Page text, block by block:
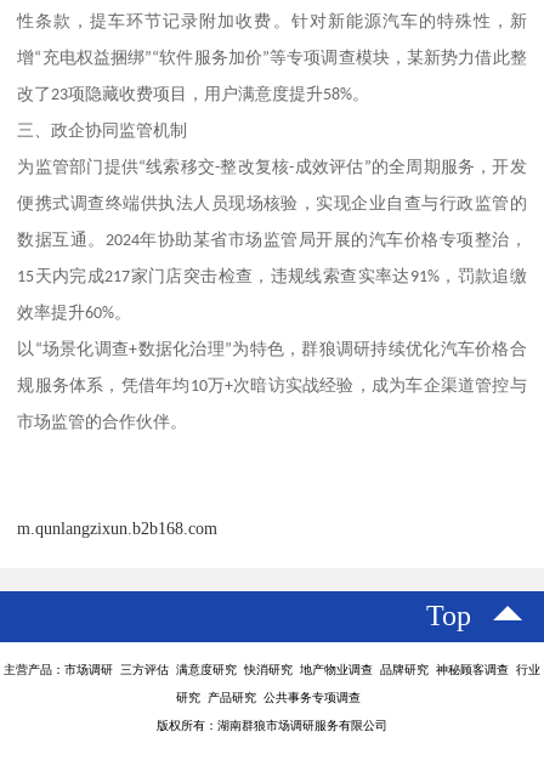
性条款，提车环节记录附加收费。针对新能源汽车的特殊性，新
增“ 充电权益捆绑”“软件服务加价”等专项调查模块，某新势力借此整
改了23项隐藏收费项目，用户满意度提升58%。
三、政企协同监管机制
为监管部门提供“线索移交-整改复核-成效评估”的全周期服务，开发
便携式调查终端供执法人员现场核验，实现企业自查与行政监管的
数据互通。 2024年协助某省市场监管局开展的汽车价格专项整治，
15天内完成217家门店突击检查，违规线索查实率达 91%，罚款追缴
效率提升60%。
以“场景化调查+数据化治理”为特色，群狼调研持续优化汽车价格合
规服务体系，凭借年均 10万+次暗访实战经验，成为车企渠道管控与
市场监管的合作伙伴。
m.qunlangzixun.b2b168.com
Top
主营产品：市场调研 三方评估 满意度研究 快消研究 地产物业调查 品牌研究 神秘顾客调查 行业
研究 产品研究 公共事务专项调查
版权所有：湖南群狼市场调研服务有限公司